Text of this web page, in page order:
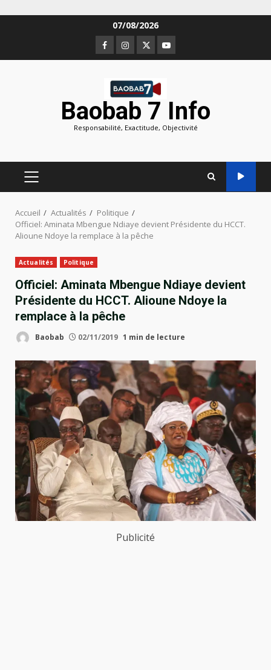
07/08/2026
Facebook
Instagram
TwitterYoutube
Baobab 7 Info
Responsabilité, Exactitude, Objectivité
MENU
PRINCIPAL
Accueil Actualités
Politique
Officiel: Aminata Mbengue Ndiaye devient Présidente du HCCT.
Alioune Ndoye la remplace à la pêche
Actualités Politique
Officiel: Aminata Mbengue Ndiaye devient
Présidente du HCCT. Alioune Ndoye la
remplace à la pêche
Baobab 02/11/2019 1 min de lecture
Publicité